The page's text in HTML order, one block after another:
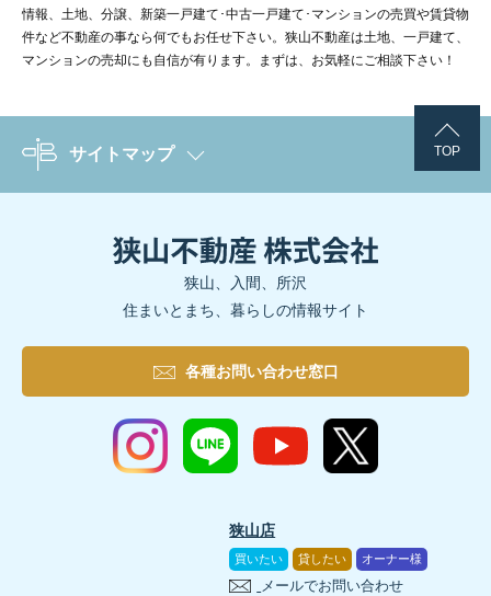
情報、土地、分譲、新築一戸建て･中古一戸建て･マンションの売買や賃貸物
件など不動産の事なら何でもお任せ下さい。狭山不動産は土地、一戸建て、
マンションの売却にも自信が有ります。まずは、お気軽にご相談下さい！
TOP
サイトマップ
狭山、入間、所沢
住まいとまち、暮らしの情報サイト
各種お問い合わせ窓口
狭山店
買いたい 貸したい オーナー様
メールでお問い合わせ